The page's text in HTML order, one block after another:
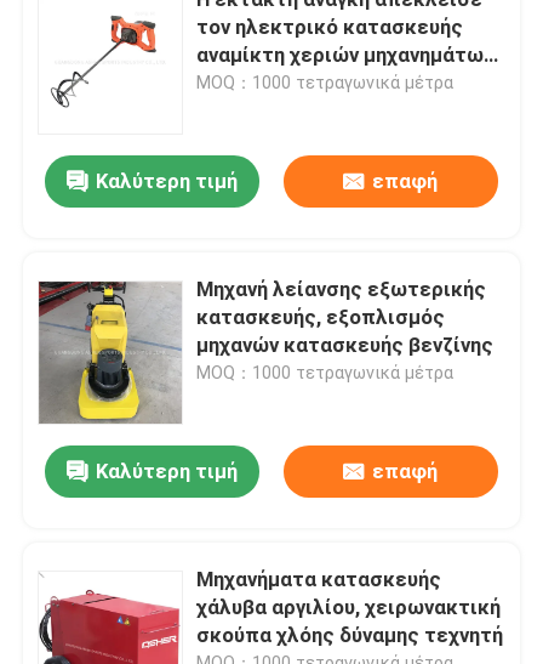
Προϊόντα
Βίντεο
Σχετικά με εμάς
Ποιοτικός έλεγχος
Επικοινωνήστε μαζί μας
Ειδήσεις
Υποθέσεις
Ζητήστε μια προσφορά
τον ηλεκτρικό κατασκευής
αναμίκτη χεριών μηχανημάτων
χειρωνακτικό βιομηχανικό
MOQ：1000 τετραγωνικά μέτρα
Καλύτερη τιμή επαφή
Μηχανή λείανσης εξωτερικής
κατασκευής, εξοπλισμός
μηχανών κατασκευής βενζίνης
MOQ：1000 τετραγωνικά μέτρα
Καλύτερη τιμή επαφή
Μηχανήματα κατασκευής
χάλυβα αργιλίου, χειρωνακτική
σκούπα χλόης δύναμης τεχνητή